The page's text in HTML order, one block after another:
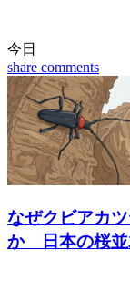
今日
share comments
なぜクビアカ
か 日本の桜並